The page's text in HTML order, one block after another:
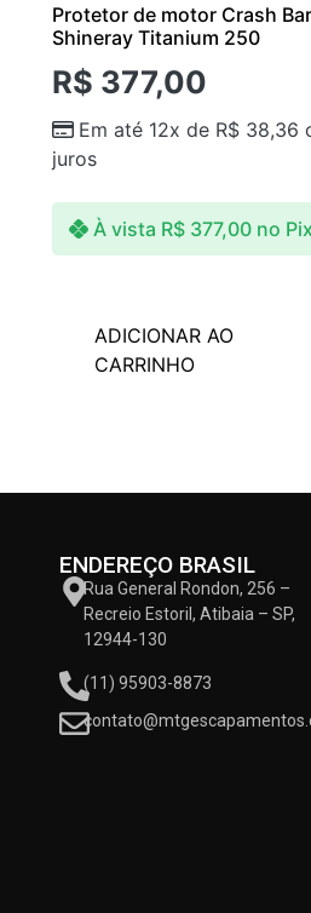
Protetor de motor Crash Bar
Shineray Titanium 250
R$ 377,00
Em até 12x de R$ 38,36
juros
À vista R$377,00 no Pix
ADICIONAR AO
CARRINHO
ENDEREÇO BRASIL
Rua General Rondon, 256 –
Recreio Estoril, Atibaia – SP,
12944-130
(11) 95903-8873